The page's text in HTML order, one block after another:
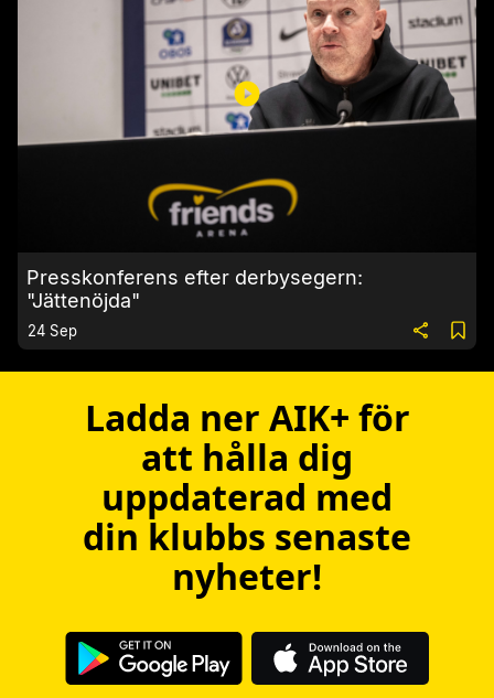
Presskonferens efter derbysegern:
"Jättenöjda"
24 Sep
Ladda ner AIK+ för
att hålla dig
uppdaterad med
din klubbs senaste
nyheter!